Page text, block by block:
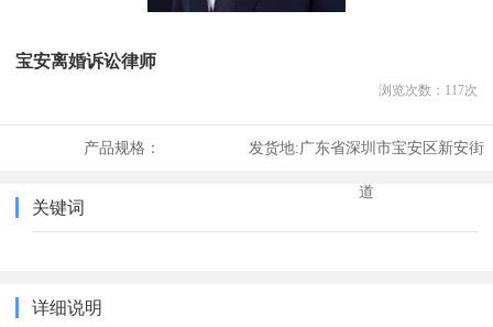
宝安离婚诉讼律师
浏览次数： 117次
产品规格： 发货地:广东省深圳市宝安区新安街
道
关键词
详细说明